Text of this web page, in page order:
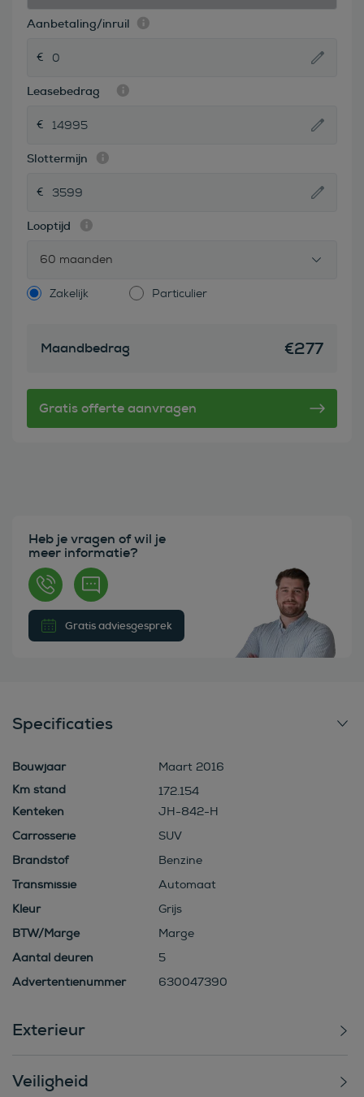
Aanbetaling/inruil
Leasebedrag
Slottermijn
Looptijd
60 maanden
Zakelijk Particulier
Maandbedrag €277
Heb je vragen of wil je
meer informatie?
Gratis adviesgesprek
Specificaties
Bouwjaar
Maart 2016
172.154
Kenteken
JH-842-H
Carrosserie
SUV
Brandstof
Benzine
Transmissie
Automaat
Kleur
Grijs
BTW/Marge
Marge
Aantal deuren
5
Advertentienummer
630047390
Exterieur
Veiligheid